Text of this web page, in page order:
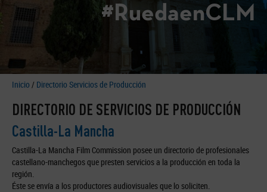
#RuedaenCLM
Inicio / Directorio Servicios de Producción
DIRECTORIO DE SERVICIOS DE PRODUCCIÓN
Castilla-La Mancha
Castilla-La Mancha Film Commission posee un directorio de profesionales
castellano-manchegos que presten servicios a la producción en toda la
región.
Éste se envía a los productores audiovisuales que lo soliciten.